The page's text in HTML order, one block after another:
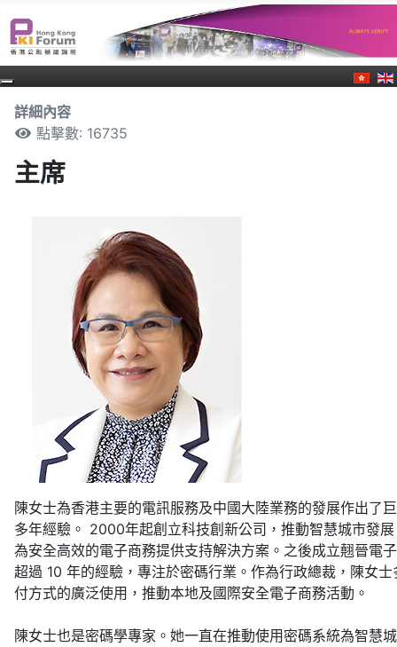
詳細內容
點擊數: 16735
主席
陳女士為香港主要的電訊服務及中國大陸業務的發展作出了
多年經驗。 2000年起創立科技創新公司，推動智慧城市發
為安全高效的電子商務提供支持解決方案。之後成立翹晉電
超過 10 年的經驗，專注於密碼行業。作為行政總裁，陳女
付方式的廣泛使用，推動本地及國際安全電子商務活動。
陳女士也是密碼學專家。她一直在推動使用密碼系統為智慧